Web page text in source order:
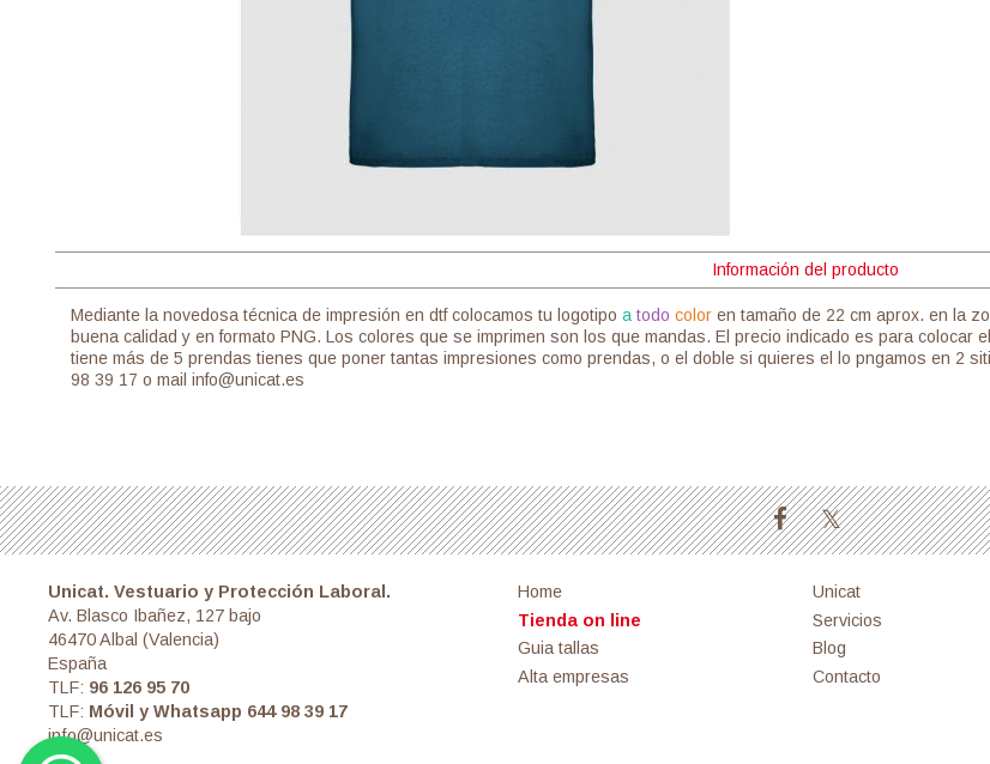
Información del producto
Mediante la novedosa técnica de impresión en dtf colocamos tu logotipo a todo color en tamaño de 22 cm aprox. en la
buena calidad y en formato PNG. Los colores que se imprimen son los que mandas. El precio indicado es para colocar
tiene más de 5 prendas tienes que poner tantas impresiones como prendas, o el doble si quieres el lo pngamos en 2
98 39 17 o mail info@unicat.es
Unicat. Vestuario y Protección Laboral.
Av. Blasco Ibañez, 127 bajo
46470 Albal (Valencia)
España
TLF: 96 126 95 70
TLF: Móvil y Whatsapp 644 98 39 17
info@unicat.es
Home
Unicat
Tienda on line
Servicios
Guia tallas
Blog
Alta empresas
Contacto